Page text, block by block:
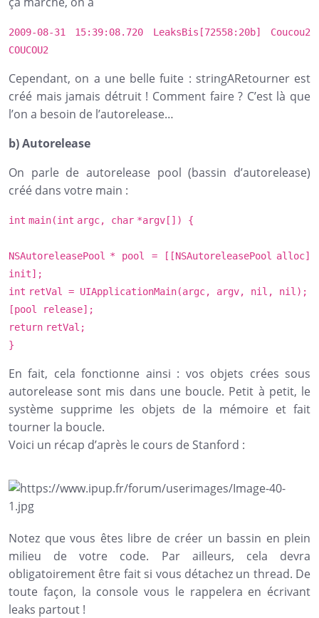
2009-08-31 15:39:08.720 LeaksBis[72558:20b] Coucou2
COUCOU2
Cependant, on a une belle fuite : stringARetourner est
créé mais jamais détruit ! Comment faire ? C’est là que
l’on a besoin de l’autorelease…
b) Autorelease
On parle de autorelease pool (bassin d’autorelease)
créé dans votre main :
int main(int argc, char *argv[]) {
NSAutoreleasePool * pool = [[NSAutoreleasePool
alloc]
init];
int retVal = UIApplicationMain(argc, argv, nil , nil );
[pool release];
return retVal;
}
En fait, cela fonctionne ainsi : vos objets crées sous
autorelease sont mis dans une boucle. Petit à petit, le
système supprime les objets de la mémoire et fait
tourner la boucle.
Voici un récap d’après le cours de Stanford :
Notez que vous êtes libre de créer un bassin en plein
milieu de votre code. Par ailleurs, cela devra
obligatoirement être fait si vous détachez un thread. De
toute façon, la console vous le rappelera en écrivant
leaks partout !